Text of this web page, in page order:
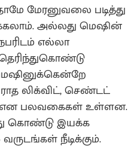
மேரனுவலை படித்து
அல்லது மெஷின்
எல்லா
லிக்விட், செண்டட்
பலவகைகள் உள்ளன.
கொண்டு இயக்க
நீடிக்கும்.